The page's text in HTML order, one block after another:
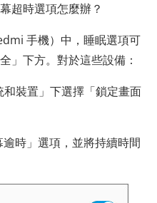
超時選項怎麼辦？
手機）中，睡眠選項可
」下方。對於這些設備：
裝置」下選擇「鎖定畫面
時」選項，並將持續時間